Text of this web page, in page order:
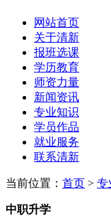
网站首页
关于清新
报班选课
学历教育
师资力量
新闻资讯
专业知识
学员作品
就业服务
联系清新
当前位置： 首页 > 专
中职升学